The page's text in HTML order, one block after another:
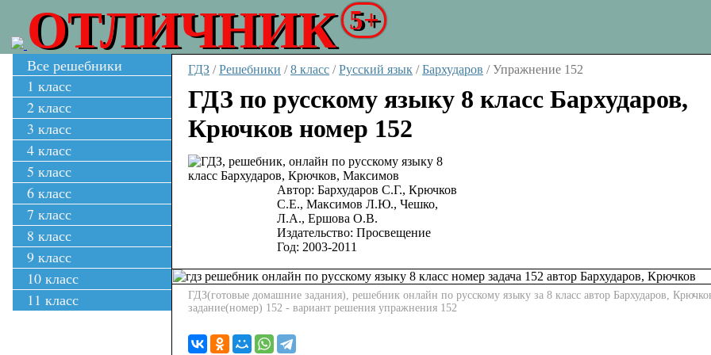
ОТЛИЧНИК 5+
Все решебники
1 класс
2 класс
3 класс
4 класс
5 класс
6 класс
7 класс
8 класс
9 класс
10 класс
11 класс
ГДЗ / Решебники / 8 класс / Русский язык / Бархударов / Упражнение 152
ГДЗ по русскому языку 8 класс Бархударов,
Крючков номер 152
Автор: Бархударов С.Г., Крючков
С.Е., Максимов Л.Ю., Чешко,
Л.А., Ершова О.В.
Издательство: Просвещение
Год: 2003-2011
ГДЗ(готовые домашние задания), решебник онлайн по русскому языку за 8 класс автор Бархударов,
задание(номер) 152 - вариант решения упражнения 152